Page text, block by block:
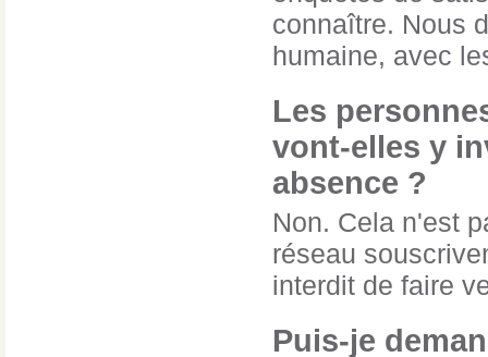
connaître. Nous
humaine, avec
Les
vont-elles y
absence ?
Non. Cela n'est
réseau
interdit de faire
Puis-je